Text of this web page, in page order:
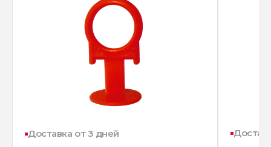
Доставка от 3 дней